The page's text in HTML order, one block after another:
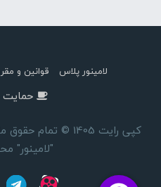
لامینور پلاس قوانین و
حمایت
کپی رایت 1405 ©
"لامینور"